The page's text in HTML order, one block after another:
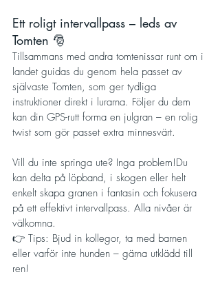
Ett roligt intervallpass – leds av
Tomten 🎅
Tillsammans med andra tomtenissar runt om i
landet guidas du genom hela passet av
självaste Tomten, som ger tydliga
instruktioner direkt i lurarna. Följer du dem
kan din GPS-rutt forma en julgran – en rolig
twist som gör passet extra minnesvärt.
Vill du inte springa ute? Inga problem!Du
kan delta på löpband, i skogen eller helt
enkelt skapa granen i fantasin och fokusera
på ett effektivt intervallpass. Alla nivåer är
välkomna.
👉 Tips: Bjud in kollegor, ta med barnen
eller varför inte hunden – gärna utklädd till
ren!